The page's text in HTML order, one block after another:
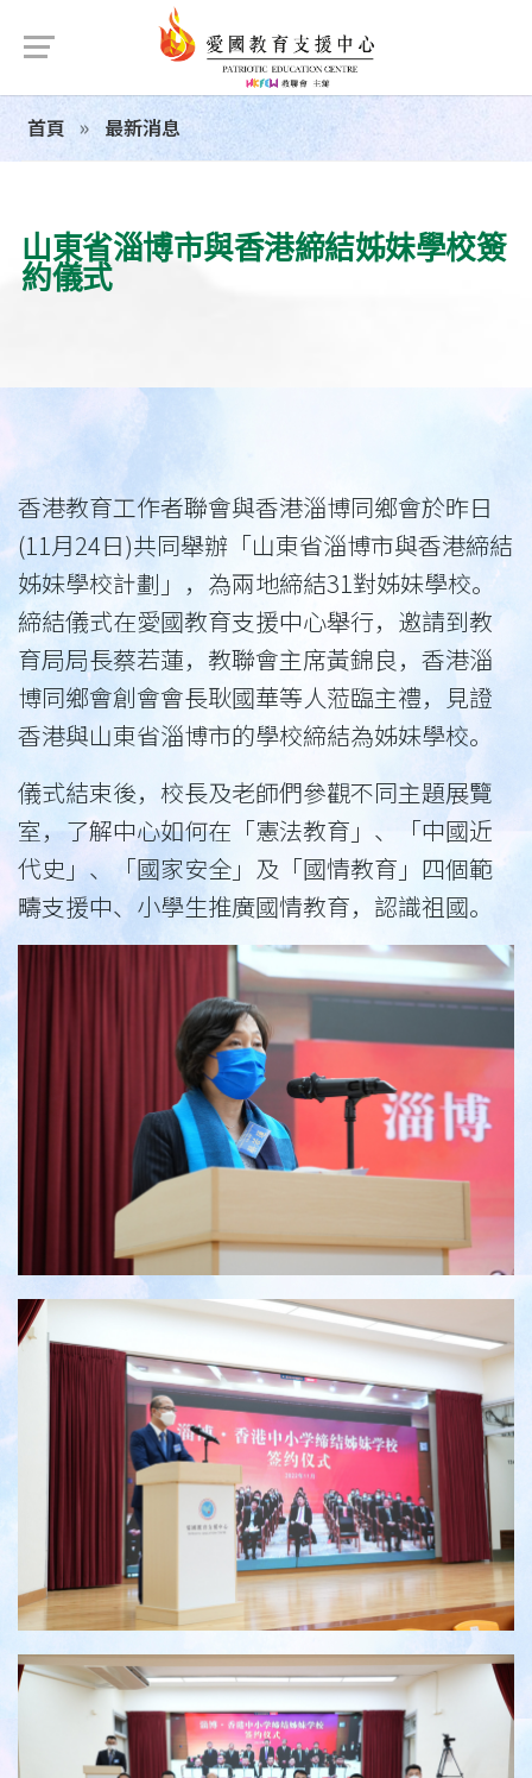
首頁 最新消息
山東省淄博市與香港締結姊妹學校簽
約儀式
香港教育工作者聯會與香港淄博同鄉會於昨日
(11月24日)共同舉辦「山東省淄博市與香港締結
姊妹學校計劃」，為兩地締結31對姊妹學校。
締結儀式在愛國教育支援中心舉行，邀請到教
育局局長蔡若蓮，教聯會主席黃錦良，香港淄
博同鄉會創會會長耿國華等人蒞臨主禮，見證
香港與山東省淄博市的學校締結為姊妹學校。
儀式結束後，校長及老師們參觀不同主題展覽
室，了解中心如何在「憲法教育」、「中國近
代史」、「國家安全」及「國情教育」四個範
疇支援中、小學生推廣國情教育，認識祖國。